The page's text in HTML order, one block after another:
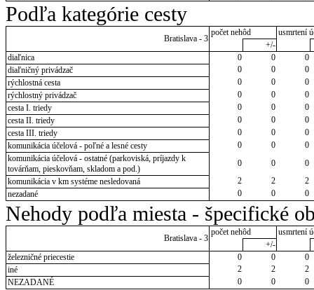
Podľa kategórie cesty
Bratislava - 3
počet nehôd
usmrtení
+/-
diaľnica
0 0
0
diaľničný privádzač
0 0
0
rýchlostná cesta
0 0
0
rýchlostný privádzač
0 0
0
cesta I. triedy
0 0
0
cesta II. triedy
0 0
0
cesta III. triedy
0 0
0
komunikácia účelová - poľné a lesné cesty
0 0
0
komunikácia účelová - ostatné (parkoviská, príjazdy k
továrňam, pieskovňam, skladom a pod.)
0 0
0
komunikácia v km systéme nesledovaná
2 2
2
nezadané
0 0 0
Nehody podľa miesta - špecifické
Bratislava - 3
počet nehôd
usmrtení
+/-
železničné priecestie
0 0
0
iné
2 2
2
NEZADANÉ
0 0 0